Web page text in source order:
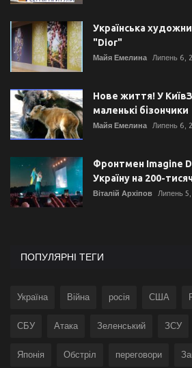
Українська
"Dior"
Майя Емелина Липень 6,
Нове життя! У
маленькі бізончики
Майя Емелина Липень 6,
Фронтмен Imagine
Україну на 200-
Віталій Архіпов Липень
ПОПУЛЯРНІ ТЕГИ
Україна Війна росія США
СБУ Атака Зеленський ЗСУ
Японія Обстріл переговори